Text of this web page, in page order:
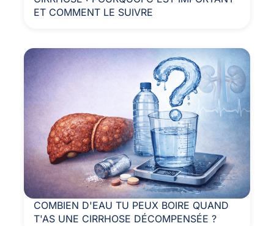
ET COMMENT LE SUIVRE
COMBIEN D'EAU TU PEUX BOIRE QUAND
T'AS UNE CIRRHOSE DÉCOMPENSÉE ?